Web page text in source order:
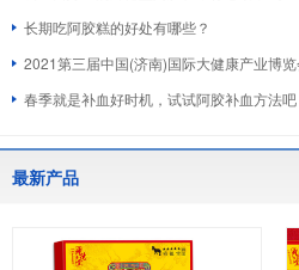
长期吃阿胶糕的好处有哪些？
2021第三届中国(济南)国际大健康产业博
春季就是补血好时机，试试阿胶补血方法吧
最新产品